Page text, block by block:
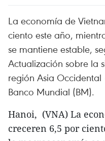
La economía de
ciento este año,
se mantiene estable,
Actualización sobre la
región Asia
Banco Mundial (BM).
Hanoi, (VNA) La
creceren 6,5 por